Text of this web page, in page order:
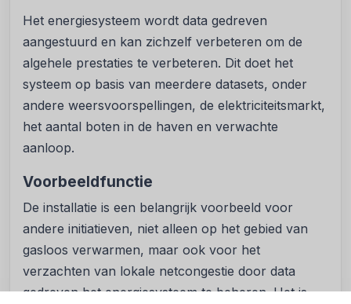
Het energiesysteem wordt data gedreven
aangestuurd en kan zichzelf verbeteren om de
algehele prestaties te verbeteren. Dit doet het
systeem op basis van meerdere datasets, onder
andere weersvoorspellingen, de elektriciteitsmarkt,
het aantal boten in de haven en verwachte
aanloop.
Voorbeeldfunctie
De installatie is een belangrijk voorbeeld voor
andere initiatieven, niet alleen op het gebied van
gasloos verwarmen, maar ook voor het
verzachten van lokale netcongestie door data
gedreven het energiesysteem te beheren. Het is